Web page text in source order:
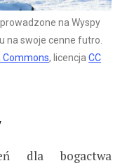
na Wyspy
na swoje cenne futro.
Commons, licencja CC
dla bogactwa